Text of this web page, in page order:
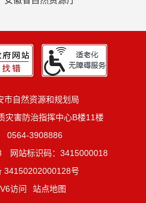
市自然资源和规划局
灾害防治指挥中心B楼11楼
0564-3908886
网站标识码：3415000018
34150202000128号
访问
站点地图